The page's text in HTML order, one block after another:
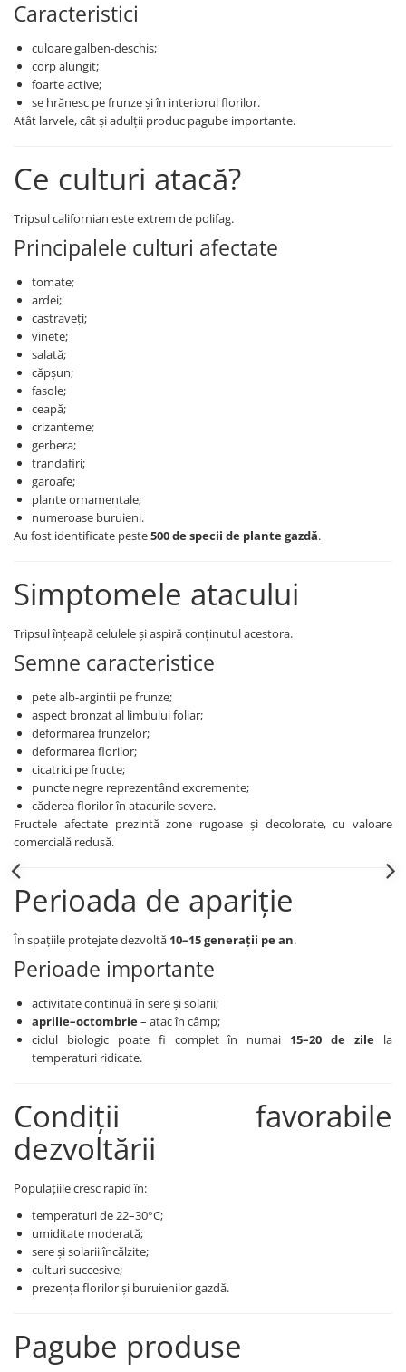
Erbicide
Insecticide
Biostimulatori
Fertilizanți foliari
CASTRAVEȚI
Fungicide
Insecticide
Acaricide
Fertilizanți foliari
Dezinfectant sol
CEAPĂ
Erbicide
Fungicide
Insecticide
Fertilizanți foliari
CEREALE
Tratament semințe
Erbicide
Fungicide
Adjuvanți
Insecticide
Fertilizanți foliari
CEREALE DE TOAMNĂ
Erbicide
Insecticide
Fertilizanți foliari
CEREALE PĂIOASE
Tratament semințe
Insecticide
Biostimulatori
CHIMEN
Erbicide
Insecticide
CIREȘ
Insecticide
Biostimulatori
Adjuvanți
CITRICE
Fertilizanți foliari
COACĂZ
Erbicide
Insecticide
CONIFERE
Fertilizanți foliari
Fertilizanți foliari
CONOPIDĂ
Insecticide
Fungicide
DOVLEAC
Insecticide
DOVLECEI
FASOLE
Insecticide
Fertilizanți foliari
FASOLE BOABE
Insecticide
FASOLE PĂSTĂI
Insecticide
FLOAREA SOARELUI
Tratament semințe
Semințe
Biostimulatori
Dezinfectant sol
FLORI
Fungicide
Fertilizanți foliari
SÂMBUROASE
Fungicide
Insecticide
Acaricide
Biostimulatori
Fertilizanți foliari
Adjuvanți
SEMINȚOASE
Insecticide
Acaricide
Fertilizanți foliari
Adjuvanți
GAZON
Fertilizanți foliari
GRĂDINI
Insecticide
Fertilizanti foliari
GRÂU
Tratament semințe
Fungicide
Insecticide
Fertilizanți foliari
GRÂU DE TOAMNĂ
Caracteristici
culoare galben-deschis;
corp alungit;
foarte active;
se hrănesc pe frunze și în interiorul florilor.
Atât larvele, cât și adulții produc pagube importante.
Ce culturi atacă?
Tripsul californian este extrem de polifag.
Principalele culturi afectate
tomate;
ardei;
castraveți;
vinete;
salată;
căpșun;
fasole;
ceapă;
crizanteme;
gerbera;
trandafiri;
garoafe;
plante ornamentale;
numeroase buruieni.
Au fost identificate peste500 de specii de plante gazdă.
Simptomele atacului
Tripsul înțeapă celulele și aspiră conținutul acestora.
Semne caracteristice
pete alb-argintii pe frunze;
aspect bronzat al limbului foliar;
deformarea frunzelor;
deformarea florilor;
cicatrici pe fructe;
puncte negre reprezentând excremente;
căderea florilor în atacurile severe.
Fructele afectate prezintă zone rugoase și decolorate, cu valoare
comercială redusă.
Perioada de apariție
În spațiile protejate dezvoltă 10–15 generații pe an.
Perioade importante
activitate continuă în sere și solarii;
aprilie–octombrie– atac în câmp;
ciclul biologic poate fi complet în numai 15–20 de zile la
temperaturi ridicate.
Condiții favorabile
dezvoltării
Populațiile cresc rapid în:
temperaturi de 22–30°C;
umiditate moderată;
sere și solarii încălzite;
culturi succesive;
prezența florilor și buruienilor gazdă.
Pagube produse